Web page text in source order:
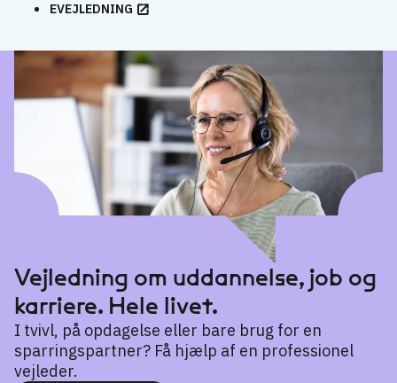
EVEJLEDNING
Vejledning om uddannelse, job og
karriere. Hele livet.
I tvivl, på opdagelse eller bare brug for en
sparringspartner? Få hjælp af en professionel
vejleder.